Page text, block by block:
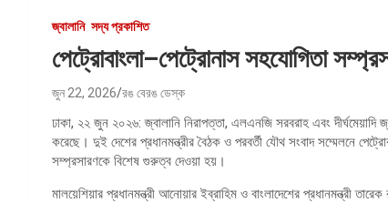
জ্বালানি সদ্য প্রকাশিত
পেট্রোবাংলা–পেট্রোনাস সহযোগিতা
জুন 22, 2026 রঙ বেরঙ ডেস্ক
ঢাকা, ২২ জুন ২০২৬: জ্বালানি নিরাপত্তা, এলএনজি সরবরাহ এবং দীর্ঘমেয়াদি
করেছে। দুই দেশের প্রধানমন্ত্রীর বৈঠক ও পরবর্তী যৌথ সংবাদ সম্মেলনে
সম্প্রসারণকে বিশেষ গুরুত্ব দেওয়া হয়।
মালয়েশিয়ার প্রধানমন্ত্রী আনোয়ার ইব্রাহিম ও বাংলাদেশের প্রধানমন্ত্রী